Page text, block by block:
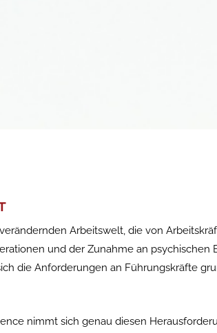
Arbeitswelt, die von
und der Zunahme an psychischen
die Anforderungen an Führungskräfte
nimmt sich genau diesen